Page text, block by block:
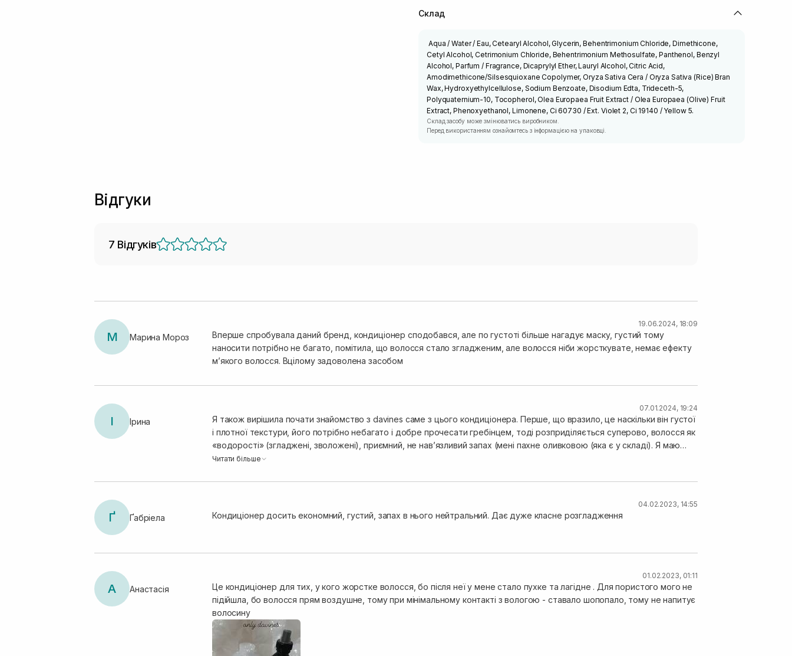
Склад
Aqua / Water / Eau, Cetearyl Alcohol, Glycerin, Behentrimonium Chloride, Dimethicone,
Cetyl Alcohol, Cetrimonium Chloride, Behentrimonium Methosulfate, Panthenol, Benzyl
Alcohol, Parfum / Fragrance, Dicaprylyl Ether, Lauryl Alcohol, Citric Acid,
Amodimethicone/Silsesquioxane Copolymer, Oryza Sativa Cera / Oryza Sativa (Rice) Bran
Wax, Hydroxyethylcellulose, Sodium Benzoate, Disodium Edta, Trideceth-5,
Polyquaternium-10, Tocopherol, Olea Europaea Fruit Extract / Olea Europaea (Olive) Fruit
Extract, Phenoxyethanol, Limonene, Ci 60730 / Ext. Violet 2, Ci 19140 / Yellow 5.
Склад засобу може змінюватись виробником.
Перед використанням ознайомтесь з інформацією на упаковці.
Відгуки
7 Відгуків
М Марина Мороз
19.06.2024, 18:09
Вперше спробувала даний бренд, кондиціонер сподобався, але по густоті більше нагадує маску, густий тому
наносити потрібно не багато, помітила, що волосся стало згладженим, але волосся ніби жорсткувате, немає ефекту
мʼякого волосся. Вцілому задоволена засобом
І Ірина
07.01.2024, 19:24
Я також вирішила почати знайомство з davines саме з цього кондиціонера. Перше, що вразило, це наскільки він густої
і плотної текстури, його потрібно небагато і добре прочесати гребінцем, тоді розприділяється суперово, волосся як
«водорості» (згладжені, зволожені), приємний, не навʼязливий запах (мені пахне оливковою (яка є у складі). Я маю
хвилясте пористе волосся, тому в поєднанні з брашем отримує рівне і гладеньке 😋 Рекомендую)
Читати більше
Ґ Ґабріела
04.02.2023, 14:55
Кондиціонер досить економний, густий, запах в нього нейтральний. Дає дуже класне розгладження
А Анастасія
01.02.2023, 01:11
Це кондиціонер для тих, у кого жорстке волосся, бо після неї у мене стало пухке та лагідне . Для пористого мого не
підійшла, бо волосся прям воздушне, тому при мінімальному контакті з вологою - ставало шопопало, тому не напитує
волосину